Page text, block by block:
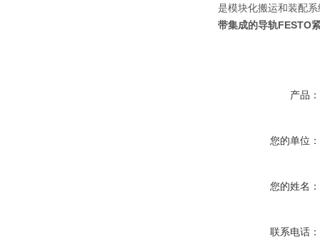
是模块化搬运和装配
带集成的导轨FESTO
产品：
您的单位：
您的姓名：
联系电话：